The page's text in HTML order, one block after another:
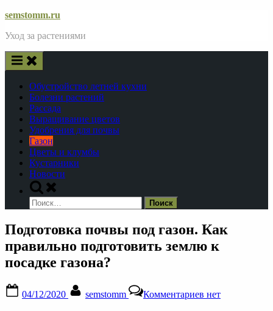
Skip
content
semstomm.ru
Уход за растениями
Обустройство летней кухни
Болезни растений
Рассада
Выращивание цветов
Удобрения для почвы
Газон
Цветы и клумбы
Кустарники
Новости
Toggle
search
form
Найти:
Подготовка почвы под газон. Как
правильно подготовить землю к
посадке газона?
on
04/12/2020 semstomm Комментариевзаписи
нет